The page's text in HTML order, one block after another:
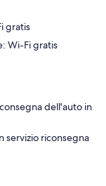
gratis
Wi-Fi gratis
dell'auto in
servizio riconsegna